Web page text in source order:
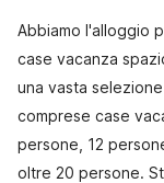
Abbiamo l'alloggio
case vacanza
una vasta
comprese case
persone, 12
oltre 20 persone.